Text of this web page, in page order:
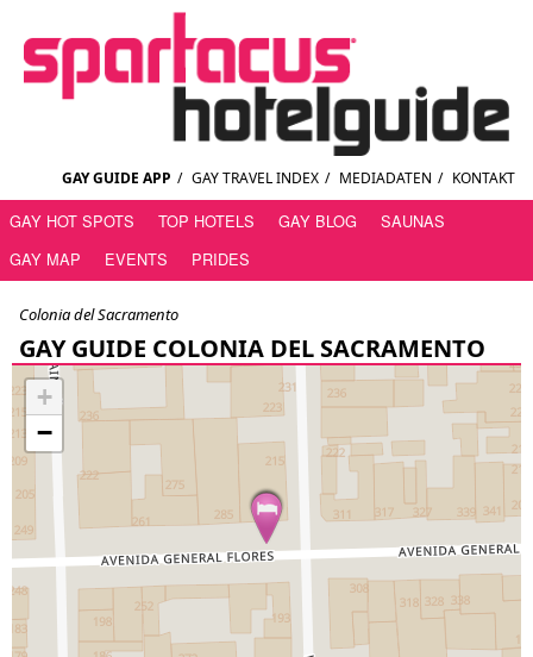
GAY GUIDE APP / GAY TRAVEL INDEX / MEDIADATEN / KONTAKT
GAY HOT SPOTS TOP HOTELS GAY BLOG
SAUNAS
GAY MAP
EVENTS PRIDES
Colonia del Sacramento
GAY GUIDE COLONIA DEL SACRAMENTO
+
−